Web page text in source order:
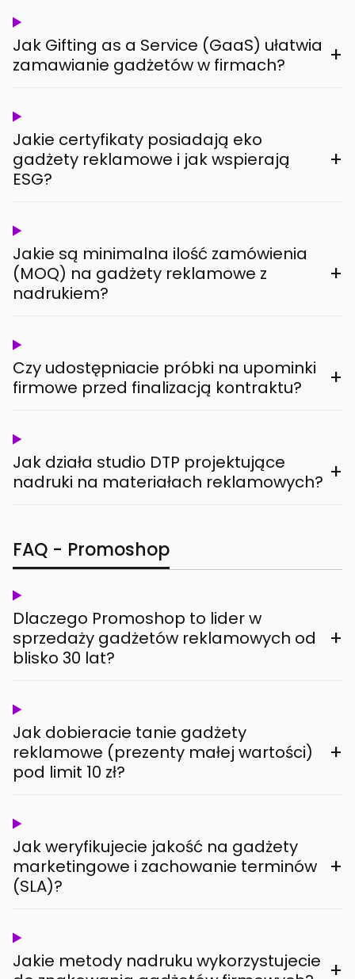
Jak Gifting as a Service (GaaS) ułatwia
zamawianie gadżetów w firmach?
+
Jakie certyfikaty posiadają eko
gadżety reklamowe i jak wspierają
ESG?
+
Jakie są minimalna ilość zamówienia
(MOQ) na gadżety reklamowe z
nadrukiem?
+
Czy udostępniacie próbki na upominki
firmowe przed finalizacją kontraktu?
+
Jak działa studio DTP projektujące
nadruki na materiałach reklamowych? +
FAQ - Promoshop
Dlaczego Promoshop to lider w
sprzedaży gadżetów reklamowych od
blisko 30 lat?
+
Jak dobieracie tanie gadżety
reklamowe (prezenty małej wartości)
pod limit 10 zł?
+
Jak weryfikujecie jakość na gadżety
marketingowe i zachowanie terminów
(SLA)?
+
Jakie metody nadruku wykorzystujecie +